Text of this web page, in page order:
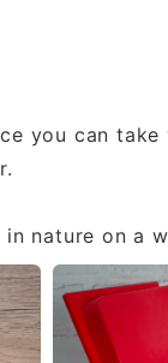
you can take
nature on a